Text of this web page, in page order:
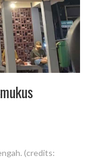
(credits: